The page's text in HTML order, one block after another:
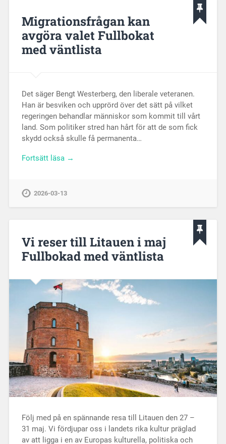
Migrationsfrågan kan
avgöra valet Fullbokat
med väntlista
Det säger Bengt Westerberg, den liberale veteranen.
Han är besviken och upprörd över det sätt på vilket
regeringen behandlar människor som kommit till vårt
land. Som politiker stred han hårt för att de som fick
skydd också skulle få permanenta…
Fortsätt läsa →
2026-03-13
Vi reser till Litauen i maj
Fullbokad med väntlista
Följ med på en spännande resa till Litauen den 27 –
31 maj. Vi fördjupar oss i landets rika kultur präglad
av att ligga i en av Europas kulturella, politiska och